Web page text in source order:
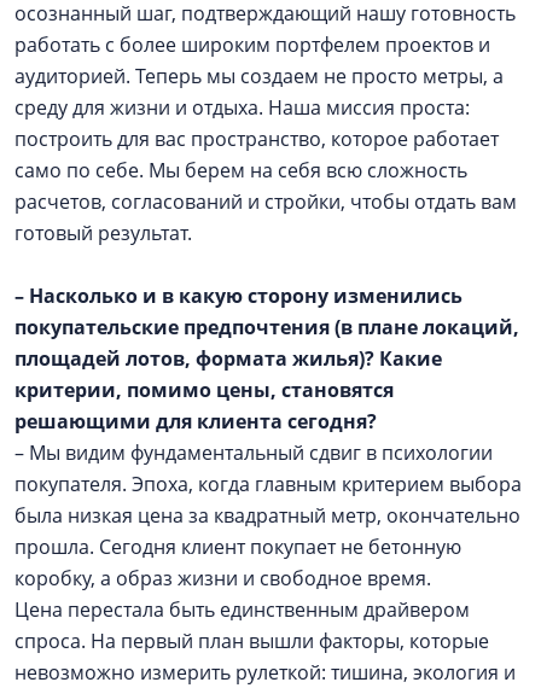
осознанный шаг, подтверждающий нашу готовность
работать с более широким портфелем проектов и
аудиторией. Теперь мы создаем не просто метры, а
среду для жизни и отдыха. Наша миссия проста:
построить для вас пространство, которое работает
само по себе. Мы берем на себя всю сложность
расчетов, согласований и стройки, чтобы отдать вам
готовый результат.
– Насколько и в какую сторону изменились
покупательские предпочтения (в плане локаций,
площадей лотов, формата жилья)? Какие
критерии, помимо цены, становятся
решающими для клиента сегодня?
– Мы видим фундаментальный сдвиг в психологии
покупателя. Эпоха, когда главным критерием выбора
была низкая цена за квадратный метр, окончательно
прошла. Сегодня клиент покупает не бетонную
коробку, а образ жизни и свободное время.
Цена перестала быть единственным драйвером
спроса. На первый план вышли факторы, которые
невозможно измерить рулеткой: тишина, экология и